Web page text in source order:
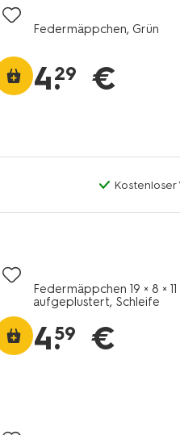
Federmäppchen, Grün
4.
29 €
Federmäppchen 19 × 8 ×
aufgeplustert, Schleife
4.
59 €